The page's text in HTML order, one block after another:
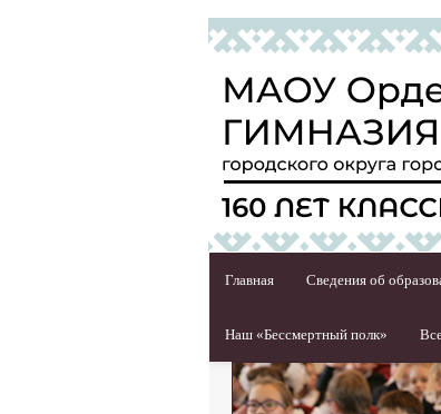
Главная Сведения об
Наш «Бессмертный полк»